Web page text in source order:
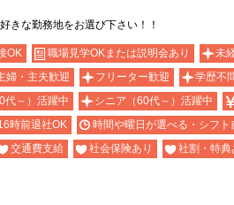
きな勤務地をお選び下さい！！
OK 職場見学OKまたは説明会あり 未
婦・主夫歓迎 フリーター歓迎 学歴不
代～）活躍中 シニア（60代～）活躍中
時前退社OK 時間や曜日が選べる・シフト
交通費支給 社会保険あり 社割・特典